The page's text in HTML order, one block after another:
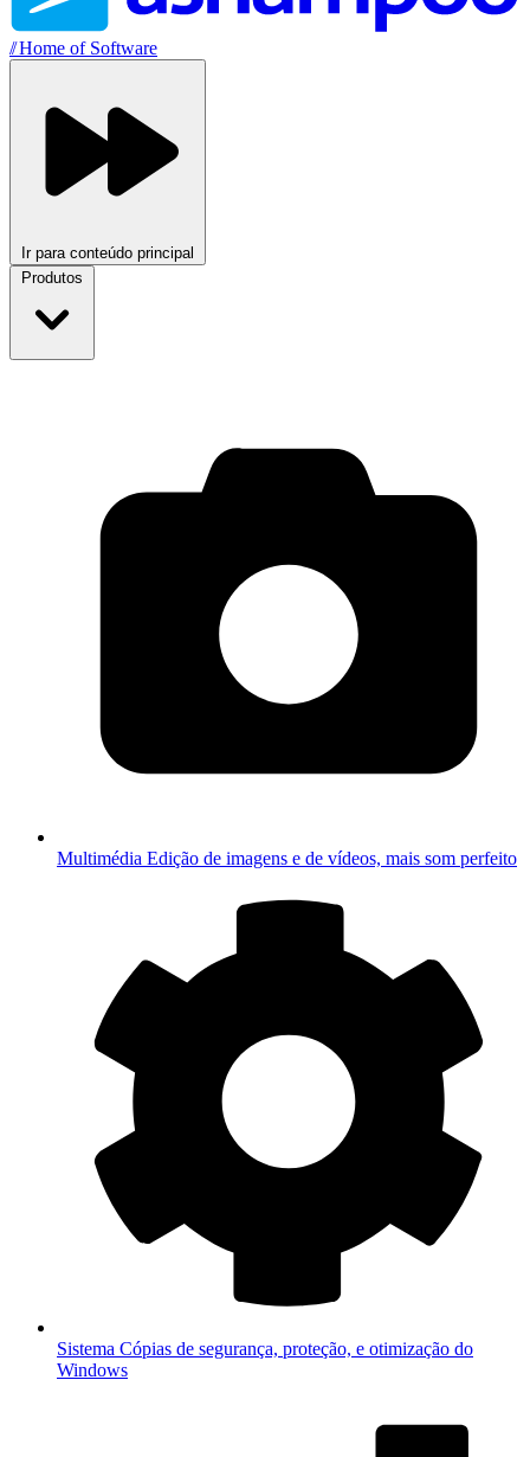
//Home of Software
Ir para conteúdo principal
Produtos
Multimédia Edição de imagens e de vídeos, mais som perfeito
Sistema Cópias de segurança, proteção, e otimização do
Windows